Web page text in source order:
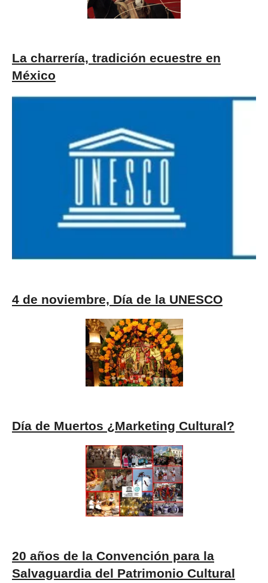
La charrería, tradición ecuestre en
México
4 de noviembre, Día de la UNESCO
Día de Muertos ¿Marketing Cultural?
20 años de la Convención para la
Salvaguardia del Patrimonio Cultural